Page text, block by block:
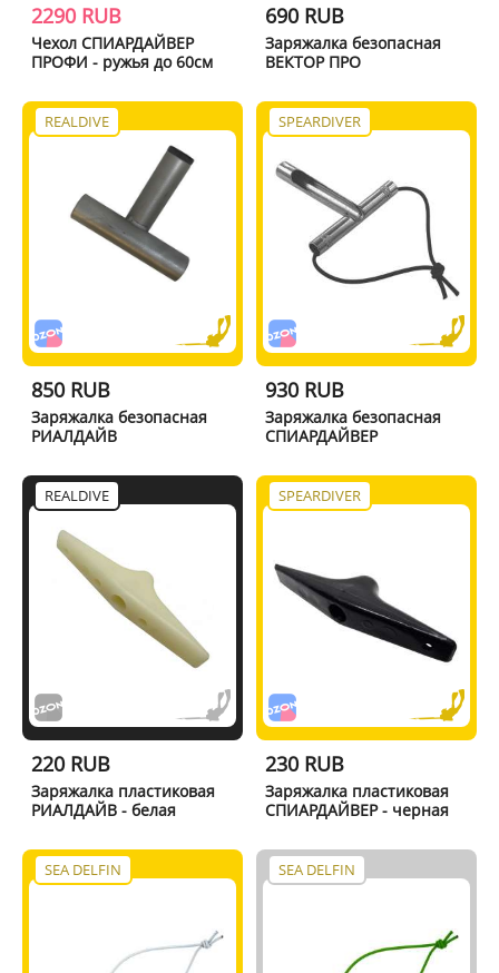
2290 RUB
Чехол СПИАРДАЙВЕР
ПРОФИ - ружья до 60см
690 RUB
Заряжалка безопасная
ВЕКТОР ПРО
REALDIVE
850 RUB
Заряжалка безопасная
РИАЛДАЙВ
SPEARDIVER
930 RUB
Заряжалка безопасная
СПИАРДАЙВЕР
REALDIVE
220 RUB
Заряжалка пластиковая
РИАЛДАЙВ - белая
SPEARDIVER
230 RUB
Заряжалка пластиковая
СПИАРДАЙВЕР - черная
SEA DELFIN SEA DELFIN